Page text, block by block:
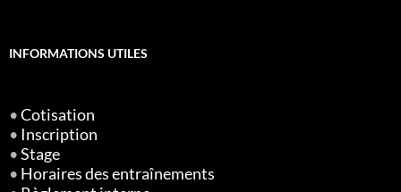
INFORMATIONS UTILES
•Cotisation
• Inscription
•Stage
• Horaires des entraînements